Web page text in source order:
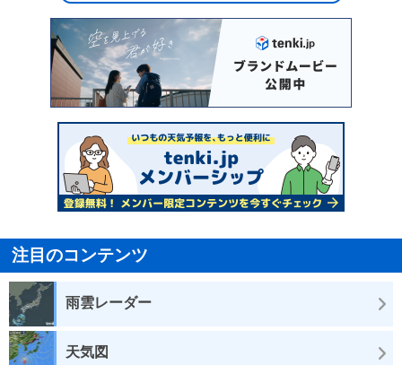
注目のコンテンツ
雨雲レーダー
天気図